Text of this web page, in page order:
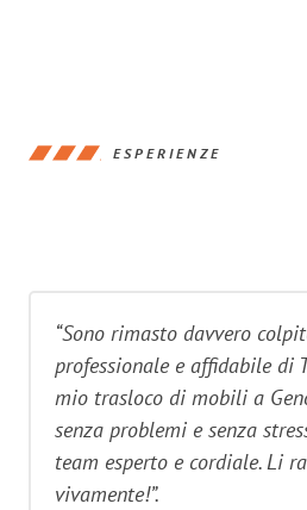
ESPERIENZE
“Sono rimasto davvero
professionale e affidabile di
mio trasloco di mobili a
senza problemi e senza
team esperto e cordiale. Li
vivamente!”.